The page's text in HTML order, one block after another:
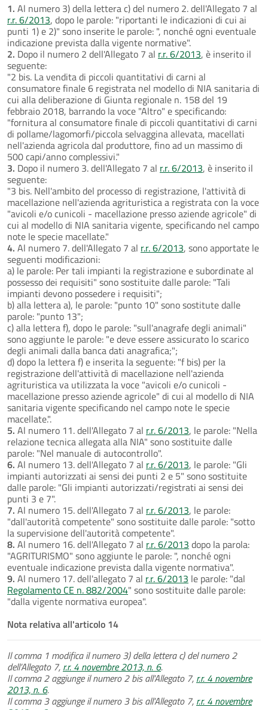
1. Al numero 3) della lettera c) del numero 2. dell'Allegato 7 al
r.r. 6/2013, dopo le parole: "riportanti le indicazioni di cui ai
punti 1) e 2)" sono inserite le parole: ", nonché ogni eventuale
indicazione prevista dalla vigente normative".
2. Dopo il numero 2 dell'Allegato 7 al r.r. 6/2013, è inserito il
seguente:
"2 bis. La vendita di piccoli quantitativi di carni al
consumatore finale 6 registrata nel modello di NIA sanitaria di
cui alla deliberazione di Giunta regionale n. 158 del 19
febbraio 2018, barrando la voce "Altro" e specificando:
"fornitura al consumatore finale di piccoli quantitativi di carni
di pollame/lagomorfi/piccola selvaggina allevata, macellati
nell'azienda agricola dal produttore, fino ad un massimo di
500 capi/anno complessivi."
3. Dopo il numero 3. dell'Allegato 7 al r.r. 6/2013, è inserito il
seguente:
"3 bis. Nell'ambito del processo di registrazione, l'attività di
macellazione nell'azienda agrituristica a registrata con la voce
"avicoli e/o cunicoli - macellazione presso aziende agricole" di
cui al modello di NIA sanitaria vigente, specificando nel campo
note le specie macellate."
4. Al numero 7. dell'Allegato 7 al r.r. 6/2013, sono apportate le
seguenti modificazioni:
a) le parole: Per tali impianti la registrazione e subordinate al
possesso dei requisiti" sono sostituite dalle parole: "Tali
impianti devono possedere i requisiti";
b) alla lettera a), le parole: "punto 10" sono sostitute dalle
parole: "punto 13";
c) alla lettera f), dopo le parole: "sull'anagrafe degli animali"
sono aggiunte le parole: "e deve essere assicurato lo scarico
degli animali dalla banca dati anagrafica;";
d) dopo la lettera f) e inserita la seguente: "f bis) per la
registrazione dell'attività di macellazione nell'azienda
agrituristica va utilizzata la voce "avicoli e/o cunicoli -
macellazione presso aziende agricole" di cui al modello di NIA
sanitaria vigente specificando nel campo note le specie
macellate.".
5. Al numero 11. dell'Allegato 7 al r.r. 6/2013, le parole: "Nella
relazione tecnica allegata alla NIA" sono sostituite dalle
parole: "Nel manuale di autocontrollo".
6. Al numero 13. dell'Allegato 7 al r.r. 6/2013, le parole: "Gli
impianti autorizzati ai sensi dei punti 2 e 5" sono sostituite
dalle parole: "Gli impianti autorizzati/registrati ai sensi dei
punti 3 e 7".
7. Al numero 15. dell'Allegato 7 al r.r. 6/2013, le parole:
"dall'autorità competente" sono sostituite dalle parole: "sotto
la supervisione dell'autorità competente".
8. Al numero 16. dell'Allegato 7 al r.r. 6/2013 dopo la parola:
"AGRITURISMO" sono aggiunte le parole: ", nonché ogni
eventuale indicazione prevista dalla vigente normativa".
9. Al numero 17. dell'allegato 7 al r.r. 6/2013 le parole: "dal
Regolamento CE n. 882/2004" sono sostituite dalle parole:
"dalla vigente normativa europea".
Nota relativa all'articolo 14
Il comma 1 modifica il numero 3) della lettera c) del numero 2
dell’Allegato 7, r.r. 4 novembre 2013, n. 6.
Il comma 2 aggiunge il numero 2 bis all'Allegato 7, r.r. 4 novembre
2013, n. 6.
Il comma 3 aggiunge il numero 3 bis all'Allegato 7, r.r. 4 novembre